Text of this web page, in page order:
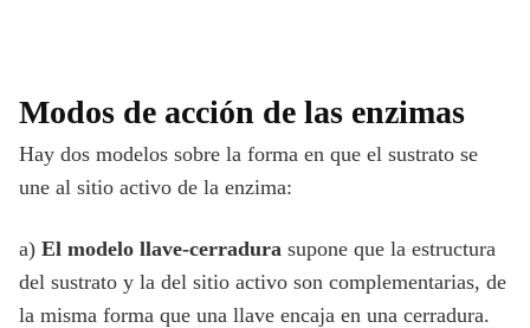
Modos de acción de las enzimas
Hay dos modelos sobre la forma en que el sustrato se
une al sitio activo de la enzima:
a) El modelo llave-cerradura supone que la estructura
del sustrato y la del sitio activo son complementarias, de
la misma forma que una llave encaja en una cerradura.